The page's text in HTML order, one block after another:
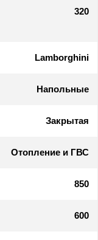
320
Lamborghini
Напольные
Закрытая
Отопление и ГВС
850
600